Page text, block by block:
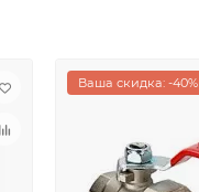
Ваша скидка: -40%